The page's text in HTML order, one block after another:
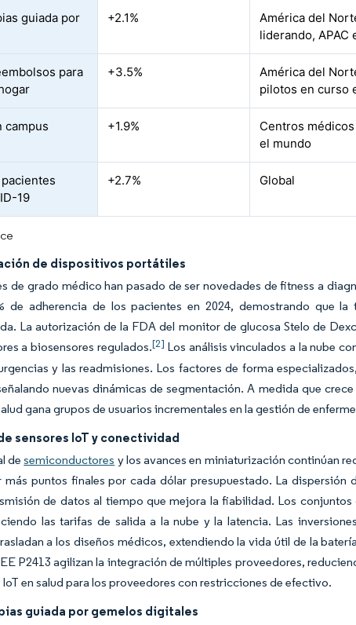
guiada por
+2.1%
América del
liderando, APAC
para
+3.5%
América del
pilotos en curso
campus
+1.9%
Centros
el mundo
19
+2.7% Global
de dispositivos portátiles
de grado médico han pasado de ser novedades de fitness a
de adherencia de los pacientes en 2024, demostrando que
La autorización de la FDA del monitor de glucosa Stelo de
a biosensores regulados.[2] Los análisis vinculados a la nube
y las readmisiones. Los factores de forma
nuevas dinámicas de segmentación. A medida que
gana grupos de usuarios incrementales en la gestión de
sensores IoT y conectividad
desemiconductores y los avances en miniaturización continúan
puntos finales por cada dólar presupuestado. La dispersión
de datos al tiempo que mejora la fiabilidad. Los
las tarifas de salida a la nube y la latencia. Las
a los diseños médicos, extendiendo la vida útil de la
P2413 agilizan la integración de múltiples proveedores,
en salud para los proveedores con restricciones de efectivo.
guiada por gemelos digitales